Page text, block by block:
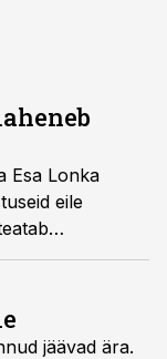
Esa Lonka
eile
jäävad ära.